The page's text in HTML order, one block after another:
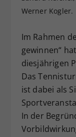
Werner Kogler.
Im Rahmen
gewinnen“
diesjährigen
Das
ist dabei als
In der
Zweck